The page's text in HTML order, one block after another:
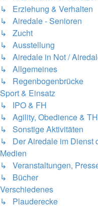
↳ Erziehung & Verhalten
↳ Airedale - Senioren
↳ Zucht
↳ Ausstellung
↳ Airedale in Not /
↳ Allgemeines
↳ Regenbogenbrücke
Sport & Einsatz
↳ IPO & FH
↳ Agility, Obedience &
↳ Sonstige Aktivitäten
↳ Der Airedale im Dienst
Medien
↳ Veranstaltungen,
↳ Bücher
Verschiedenes
↳ Plauderecke